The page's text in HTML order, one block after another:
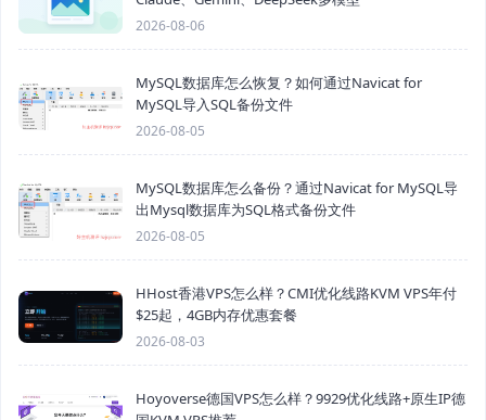
2026-08-06
MySQL数据库怎么恢复？如何通过Navicat for
MySQL导入SQL备份文件
2026-08-05
MySQL数据库怎么备份？通过Navicat for MySQL导
出Mysql数据库为SQL格式备份文件
2026-08-05
HHost香港VPS怎么样？CMI优化线路KVM VPS年付
$25起，4GB内存优惠套餐
2026-08-03
Hoyoverse德国VPS怎么样？9929优化线路+原生IP德